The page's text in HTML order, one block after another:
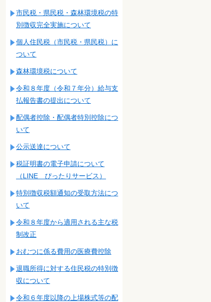
市民税・県民税・森林環境税の特
別徴収完全実施について
個人住民税（市民税・県民税）に
ついて
森林環境税について
令和８年度（令和７年分）給与支
払報告書の提出について
配偶者控除・配偶者特別控除につ
いて
公示送達について
税証明書の電子申請について
（LINE ぴったりサービス）
特別徴収税額通知の受取方法につ
いて
令和８年度から適用される主な税
制改正
おむつに係る費用の医療費控除
退職所得に対する住民税の特別徴
収について
令和６年度以降の上場株式等の配